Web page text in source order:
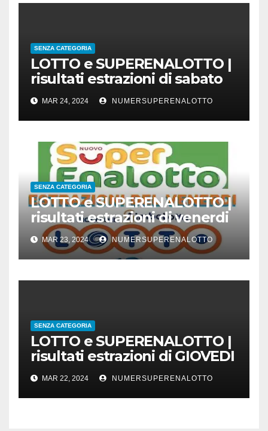
SENZA CATEGORIA
LOTTO e SUPERENALOTTO |
risultati estrazioni di sabato
23 marzo 2024
MAR 24, 2024 NUMERSUPERENALOTTO
SENZA CATEGORIA
LOTTO e SUPERENALOTTO |
risultati estrazioni di venerdi
22 marzo 2024
MAR 23, 2024 NUMERSUPERENALOTTO
SENZA CATEGORIA
LOTTO e SUPERENALOTTO |
risultati estrazioni di GIOVEDI
21 marzo 2024
MAR 22, 2024 NUMERSUPERENALOTTO